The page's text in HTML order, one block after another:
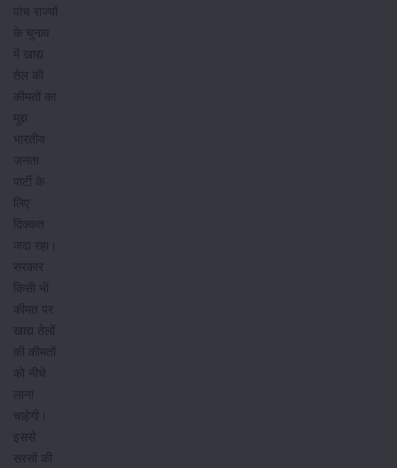
पांच राज्यों
के चुनाव
में खाद्य
तेल की
कीमतों का
मुद्दा
भारतीय
जनता
पार्टी के
लिए
दिक्कत
जदा रहा।
सरकार
किसी भी
कीमत पर
खाद्य तेलों
की कीमतों
को नीचे
लाना
चाहेगी।
इससे
सरसों की